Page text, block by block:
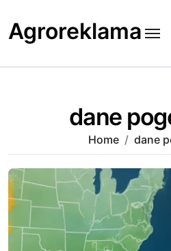
content
Agroreklama
dane
Home dane